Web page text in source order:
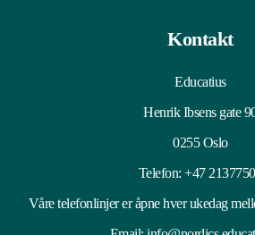
Kontakt
Educatius
Henrik Ibsens gate
0255 Oslo
Telefon:+47
Våre telefonlinjer er åpne hver ukedag